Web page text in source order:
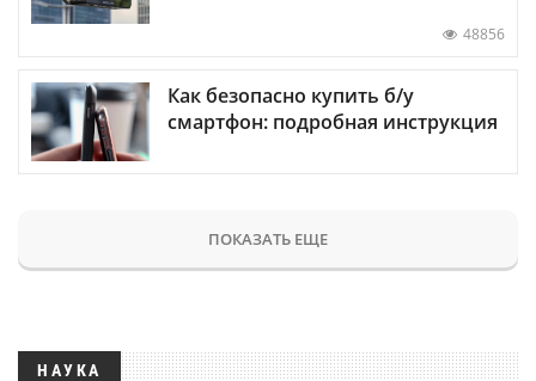
48856
Как безопасно купить б/у
смартфон: подробная инструкция
ПОКАЗАТЬ ЕЩЕ
НАУКА